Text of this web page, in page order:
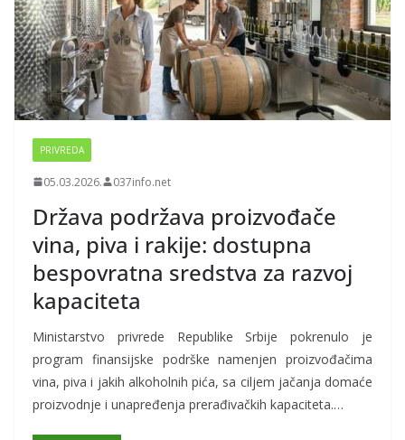
PRIVREDA
05.03.2026. 037info.net
Država podržava proizvođače
vina, piva i rakije: dostupna
bespovratna sredstva za razvoj
kapaciteta
Ministarstvo privrede Republike Srbije pokrenulo je
program finansijske podrške namenjen proizvođačima
vina, piva i jakih alkoholnih pića, sa ciljem jačanja domaće
proizvodnje i unapređenja prerađivačkih kapaciteta.…